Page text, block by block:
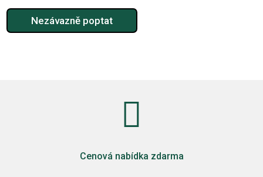
Nezávazně poptat

Cenová nabídka zdarma